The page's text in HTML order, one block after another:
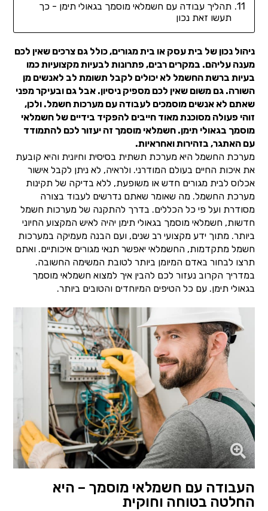
תהליך עבודה עם חשמלאי מוסמך בגאולי תימן - כך
תעשו זאת נכון
ניהול נכון של בית עסק או בית מגורים, כולל גם צרכים שאין לכם
מענה עליהם. במקרים רבים, פתרונות לבעיות מקצועיות כמו
בעיות ברשת החשמל לא יכולים לקבל תשומת לב לאנשים מן
השורה. גם משום שאין לכם מספיק ניסיון. אבל גם ובעיקר מפני
שאתם לא אנשים מוסמכים לעבודה עם מערכות חשמל. ולכן,
זוהי פעולה מסוכנת מאוד חייבים להפקיד בידיים של חשמלאי
מוסמך בגאולי תימן. חשמלאי מוסמך זה יעזור לכם להתמודד
עם האתגר, בזהירות ואחראיות.
מערכת החשמל היא מערכת תשתית בסיסית וחיונית והיא קובעת
את איכות החיים בעולם המודרני. ולראיה, לא ניתן לקבל אישור
אכלוס לבית מגורים חדש או משופעת, ללא בדיקה של תקינות
מערכת החשמל. מה שאומר שאתם נדרשים לעבוד בצורה
מסודרת ועל פי כל הכללים. בדרך להתקנה של מערכות חשמל
חדשות, חשמלאי מוסמך בגאולי תימן יהיה לאיש המקצוע החיוני
ביותר. מתוך ידע מקצועי רב שנים, ועם הבנה מעמיקה במערכות
חשמל מתקדמות, החשמלאי יאפשר תנאי מגורים איכותיים. ואתם
תרצו לבחור באדם המיומן ביותר לטובת המשימה החשובה.
במדריך הקרוב נעזור לכם להבין איך למצוא חשמלאי מוסמך
בגאולי תימן. עם כל הטיפים המיוחדים והטובים ביותר.
העבודה עם חשמלאי מוסמך – היא
החלטה בטוחה וחוקית